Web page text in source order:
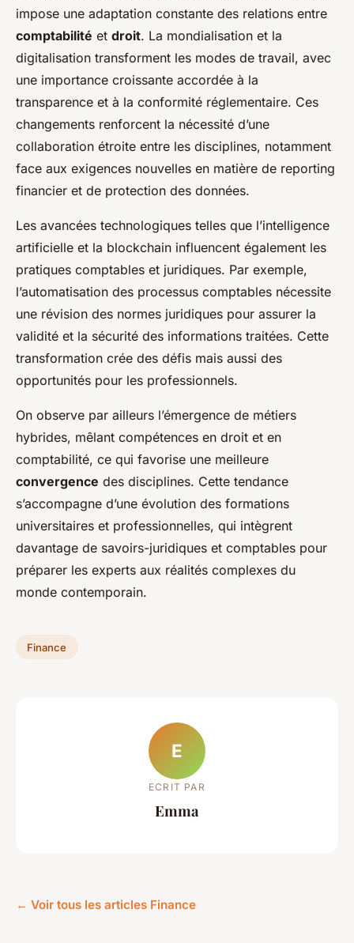
impose une adaptation constante des relations entre
comptabilité et droit. La mondialisation et la
digitalisation transforment les modes de travail, avec
une importance croissante accordée à la
transparence et à la conformité réglementaire. Ces
changements renforcent la nécessité d’une
collaboration étroite entre les disciplines, notamment
face aux exigences nouvelles en matière de reporting
financier et de protection des données.
Les avancées technologiques telles que l’intelligence
artificielle et la blockchain influencent également les
pratiques comptables et juridiques. Par exemple,
l’automatisation des processus comptables nécessite
une révision des normes juridiques pour assurer la
validité et la sécurité des informations traitées. Cette
transformation crée des défis mais aussi des
opportunités pour les professionnels.
On observe par ailleurs l’émergence de métiers
hybrides, mêlant compétences en droit et en
comptabilité, ce qui favorise une meilleure
convergence des disciplines. Cette tendance
s’accompagne d’une évolution des formations
universitaires et professionnelles, qui intègrent
davantage de savoirs-juridiques et comptables pour
préparer les experts aux réalités complexes du
monde contemporain.
Finance
E
ECRIT PAR
Emma
← Voir tous les articles Finance